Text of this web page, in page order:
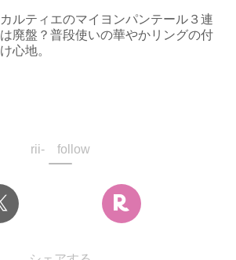
カルティエのマイヨンパンテール３連
は廃盤？普段使いの華やかリングの付
け心地。
rii- follow